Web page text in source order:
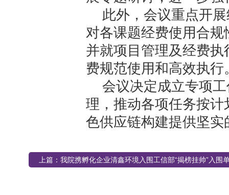
此外，会议重点开
对各课题经费使用合
并就项目管理及经费
费规范使用和高效执行
会议决定成立专项
理，推动各项任务按
色供应链构建提供坚实
上篇： 我院携孵化企业清鑫环境入围工信部“揭榜挂帅”入围